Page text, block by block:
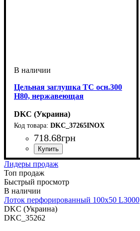
Цельная заглушка ТС осн.300
H80, нержавеющая
DKC (Украина)
DKC_37265INOX
718.68грн
Устройство: системные аксессуары
Тип устройства: заглушка
Покрытие: нержавеющая сталь
Высота, мм: 80
Ширина, мм: 300
Толщина стали, мм: 1
Лидеры продаж
Топ продаж
Быстрый просмотр
Лоток перфорированный 100х50 L3000
DKC (Украина)
DKC_35262